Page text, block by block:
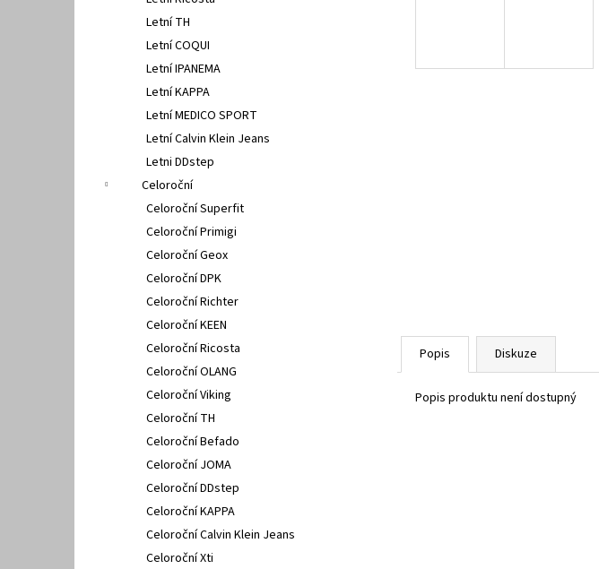
Letní TH
Letní COQUI
Letní IPANEMA
Letní KAPPA
Letní MEDICO SPORT
Letní Calvin Klein Jeans
Letni DDstep
Celoroční
Celoroční Superfit
Celoroční Primigi
Celoroční Geox
Celoroční DPK
Celoroční Richter
Celoroční KEEN
Celoroční Ricosta
Celoroční OLANG
Celoroční Viking
Celoroční TH
Celoroční Befado
Celoroční JOMA
Celoroční DDstep
Celoroční KAPPA
Celoroční Calvin Klein Jeans
Celoroční Xti
Popis Diskuze
Popis produktu není dostupný